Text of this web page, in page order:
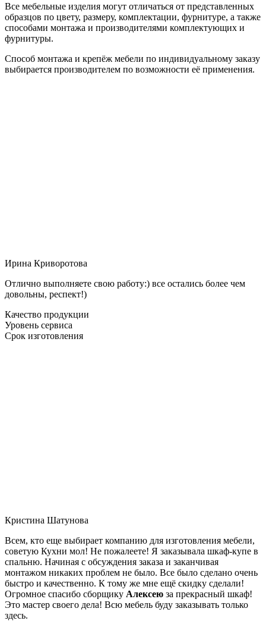
Все мебельные изделия могут отличаться от представленных
образцов по цвету, размеру, комплектации, фурнитуре, а также
способами монтажа и производителями комплектующих и
фурнитуры.
Способ монтажа и крепёж мебели по индивидуальному заказу
выбирается производителем по возможности её применения.
Ирина Криворотова
Отлично выполняете свою работу:) все остались более чем
довольны, респект!)
Качество продукции
Уровень сервиса
Срок изготовления
Кристина Шатунова
Всем, кто еще выбирает компанию для изготовления мебели,
советую Кухни мол! Не пожалеете! Я заказывала шкаф-купе в
спальню. Начиная с обсуждения заказа и заканчивая
монтажом никаких проблем не было. Все было сделано очень
быстро и качественно. К тому же мне ещё скидку сделали!
Огромное спасибо сборщику Алексею за прекрасный шкаф!
Это мастер своего дела! Всю мебель буду заказывать только
здесь.